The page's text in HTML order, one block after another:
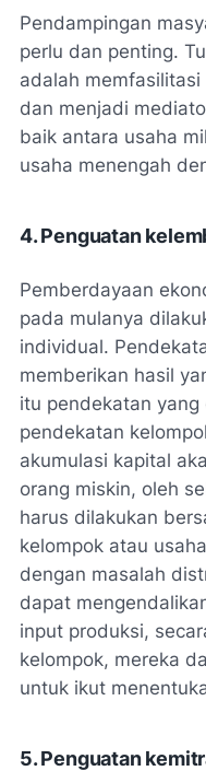
Pendampingan
perlu dan penting.
adalah
dan menjadi
baik antara usaha
usaha menengah
4. Penguatan
Pemberdayaan
pada mulanya
individual.
memberikan hasil
itu pendekatan
pendekatan
akumulasi kapital
orang miskin, oleh
harus dilakukan
kelompok atau
dengan masalah
dapat
input produksi,
kelompok, mereka
untuk ikut
5. Penguatan